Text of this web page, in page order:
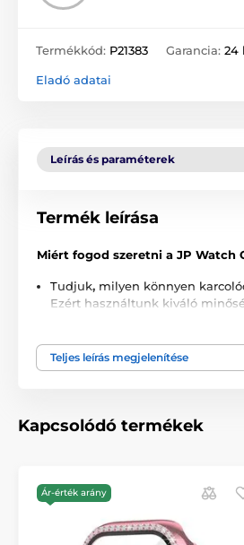
Termékkód: P21383 Garancia: 24
Eladó adatai
Leírás és paraméterek
Termék leírása
Miért fogod szeretni a JP Watch
Tudjuk, milyen könnyen
Ezért használtunk kiváló
Luxus megjelenés:Ez nem
karcsú dizájn és a precíz
praktikussá teszik ezt a tokot,
Kíméletes az érintéshez és a
lehetsz benne, hogy a tok nem
érzékenységét vagy a kijelző
belsejét úgy tervezték, hogy
Teljes leírás megjelenítése
Kapcsolódó termékek
Ár-érték arány